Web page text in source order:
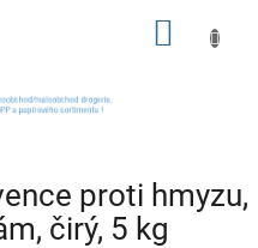
proti hmyzu,
čirý, 5 kg